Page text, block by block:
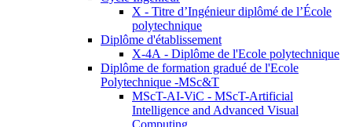
X - Titre d’Ingénieur diplômé de l’École
polytechnique
Diplôme d'établissement
X-4A - Diplôme de l'Ecole polytechnique
Diplôme de formation gradué de l'Ecole
Polytechnique -MSc&T
MScT-AI-ViC - MScT-Artificial
Intelligence and Advanced Visual
Computing